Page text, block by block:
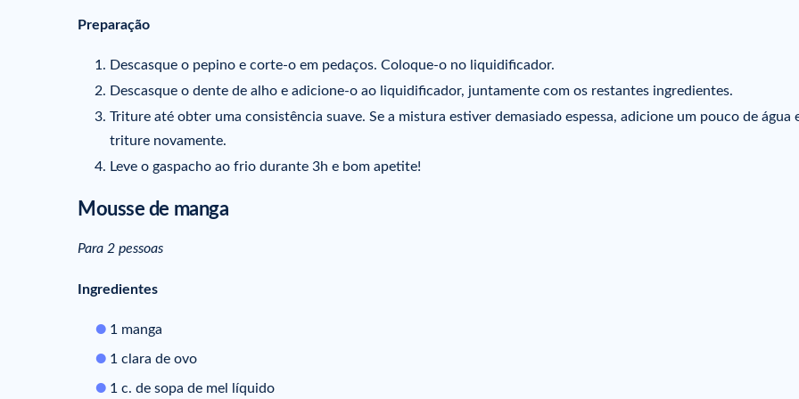
Preparação
Descasque o pepino e corte-o em pedaços. Coloque-o no liquidificador.
Descasque o dente de alho e adicione-o ao liquidificador, juntamente com os restantes ingredientes.
Triture até obter uma consistência suave. Se a mistura estiver demasiado espessa, adicione um pouco de água
triture novamente.
Leve o gaspacho ao frio durante 3h e bom apetite!
Mousse de manga
Para 2 pessoas
Ingredientes
1 manga
1 clara de ovo
1 c. de sopa de mel líquido